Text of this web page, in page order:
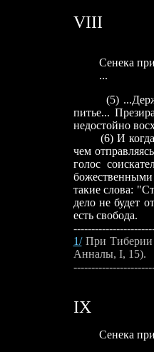
VIII
Сенека
...
(5) ...Держите
питье...
недостойно
(6) И когда я
чем
голос
такие слова:
дело не будет
есть свобода.
1/При Тиберии
Анналы, I, 15).
IX
Сенека